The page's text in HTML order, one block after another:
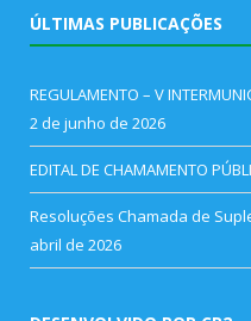
ÚLTIMAS PUBLICAÇÕES
REGULAMENTO – V
2 de junho de 2026
EDITAL DE CHAMAMENTO
Resoluções Chamada de
abril de 2026